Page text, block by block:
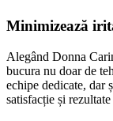
Minimizează
Alegând Donna
bucura nu doar de
echipe dedicate, dar
satisfacție și